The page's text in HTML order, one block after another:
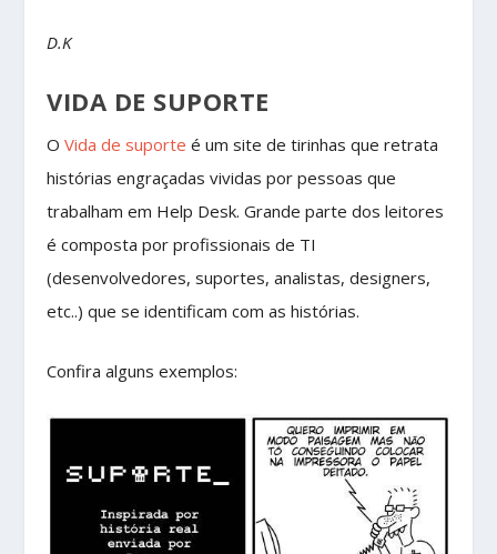
D.K
VIDA DE SUPORTE
OVida de suporte é um site de tirinhas que retrata
histórias engraçadas vividas por pessoas que
trabalham em Help Desk. Grande parte dos leitores
é composta por profissionais de TI
(desenvolvedores, suportes, analistas, designers,
etc..) que se identificam com as histórias.
Confira alguns exemplos: